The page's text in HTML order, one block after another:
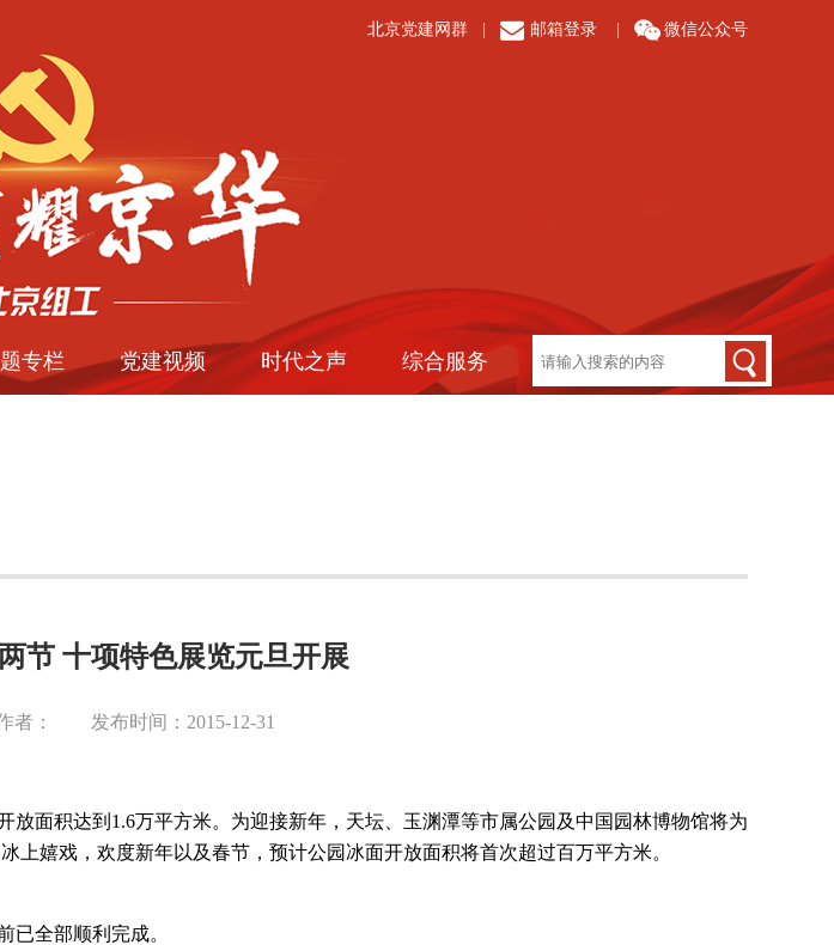
北京党建网群 邮箱登录 微信公众号
专栏 党建视频 时代之声 综合服务
节 十项特色展览元旦开展
： 发布时间：2015-12-31
放面积达到 1.6万平方米。为迎接新年，天坛、玉渊潭等市属公园及中国园林博物馆将为
嬉戏，欢度新年以及春节，预计公园冰面开放面积将首次超过百万平方米。
全部顺利完成。